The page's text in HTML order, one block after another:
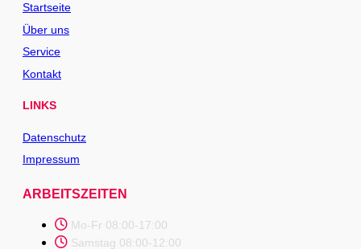
Startseite
Über uns
Service
Kontakt
LINKS
Datenschutz
Impressum
ARBEITSZEITEN
Mo-Fr 08:00-17:00
Samstag 08:00-12:00